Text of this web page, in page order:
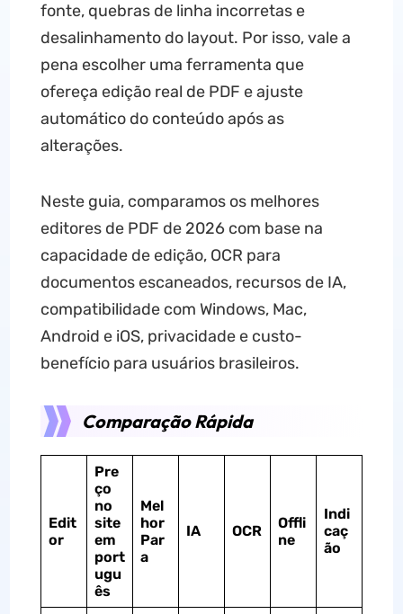
fonte, quebras de linha incorretas e
desalinhamento do layout. Por isso, vale a
pena escolher uma ferramenta que
ofereça edição real de PDF e ajuste
automático do conteúdo após as
alterações.
Neste guia, comparamos os melhores
editores de PDF de 2026 com base na
capacidade de edição, OCR para
documentos escaneados, recursos de IA,
compatibilidade com Windows, Mac,
Android e iOS, privacidade e custo-
benefício para usuários brasileiros.
Comparação Rápida
Edit
or
Pre
ço
no
site
em
port
ugu
ês
Mel
hor
Par
a
IA OCR
Offli
ne
Indi
caç
ão